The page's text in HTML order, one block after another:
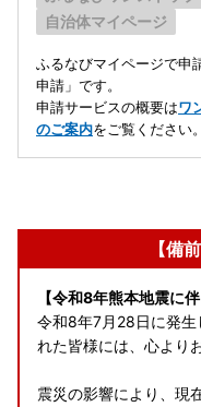
自治体マイページ
ふるなびマイページで申
申請」です。
申請サービスの概要はワ
のご案内をご覧ください。
【備
【令和8年熊本地震に
令和8年7月28日に発生
れた皆様には、心より
震災の影響により、現